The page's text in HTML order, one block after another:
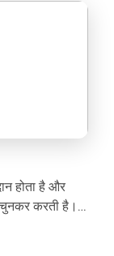
होता है और
चुनकर करती है।
नरेंद्र
की थी कि वह